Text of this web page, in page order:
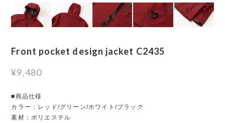
Front pocket design jacket C2435
¥9,480
■商品仕様
カラー：レッド/グリーン/ホワイト/ブラック
素材：ポリエステル